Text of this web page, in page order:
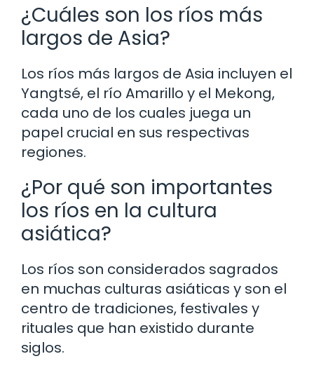
¿Cuáles son los ríos más
largos de Asia?
Los ríos más largos de Asia incluyen el
Yangtsé, el río Amarillo y el Mekong,
cada uno de los cuales juega un
papel crucial en sus respectivas
regiones.
¿Por qué son importantes
los ríos en la cultura
asiática?
Los ríos son considerados sagrados
en muchas culturas asiáticas y son el
centro de tradiciones, festivales y
rituales que han existido durante
siglos.